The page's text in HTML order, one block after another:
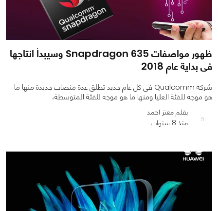
ظهور مواصفات Snapdragon 635 وسيبدأ انتاجها
فى بداية عام 2018
شركة Qualcomm فى كل عام جديد تطلق عدة منصات جديدة منها ما
هو موجه للفئة العليا ومنها ما هو موجه للفئة المتوسطة،
بقلم معتز احمد
منذ 8 سنوات